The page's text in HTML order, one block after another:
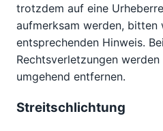
trotzdem auf eine
aufmerksam werden, bitten
entsprechenden Hinweis.
Rechtsverletzungen
umgehend entfernen.
Streitschlichtung